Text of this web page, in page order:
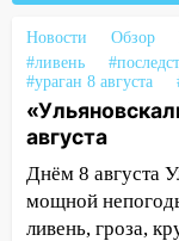
14:28
Деева в
14:26
пытаются
Новости Обзор
#ливень
#ураган 8 августа
августа
Днём 8 августа
мощной
ливень, гроза,